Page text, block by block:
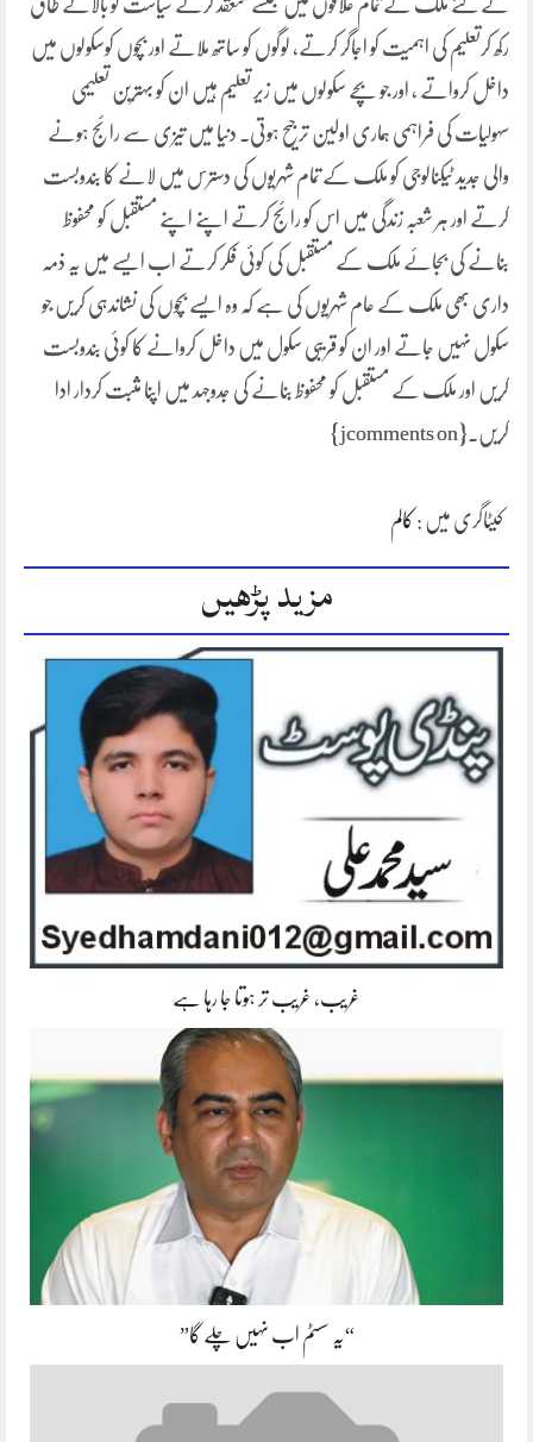
کے لئے ملک کے تمام علاقوں میں جلسے منعقد کرتے سیاست کو بالائے طاق
رکھ کرتعلیم کی اہمیت کو اجاگر کرتے، لوگوں کو ساتھ ملاتے اور بچوں کوسکولوں میں
داخل کرواتے ، اور جو بچے سکولوں میں زیر تعلیم ہیں ان کو بہترین تعلیمی
سہولیات کی فراہمی ہماری اولین ترجیح ہوتی۔ دنیا میں تیزی سے رائج ہونے
والی جدید ٹیکنالوجی کو ملک کے تمام شہریوں کی دسترس میں لانے کا بندوبست
کرتے اور ہر شعبہ زندگی میں اس کو رائج کرتے اپنے اپنے مستقبل کو محفوظ
بنانے کی بجائے ملک کے مستقبل کی کوئی فکر کرتے اب ایسے میں یہ ذمہ
داری بھی ملک کے عام شہریوں کی ہے کہ وہ ایسے بچوں کی نشاندہی کریں جو
سکول نہیں جاتے اور ان کو قریبی سکول میں داخل کروانے کا کوئی بندوبست
کریں اور ملک کے مستقبل کو محفوظ بنانے کی جدوجہد میں اپنا مثبت کردار ادا
کریں۔{jcomments on}
کیٹاگری میں : کالم
مزید پڑھیں
غریب، غریب تر ہوتا جا رہا ہے
“یہ سسٹم اب نہیں چلے گا”